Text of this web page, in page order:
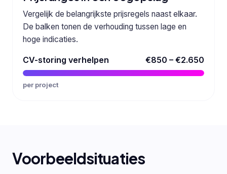
Vergelijk de belangrijkste prijsregels naast elkaar.
De balken tonen de verhouding tussen lage en
hoge indicaties.
CV-storing verhelpen €850 – €2.650
per project
Voorbeeldsituaties